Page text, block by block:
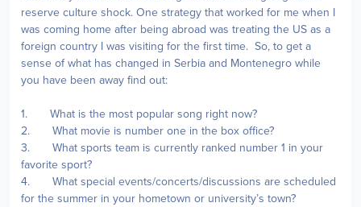
reserve culture shock. One strategy that worked for me when I
was coming home after being abroad was treating the US as a
foreign country I was visiting for the first time. So, to get a
sense of what has changed in Serbia and Montenegro while
you have been away find out:
1. What is the most popular song right now?
2. What movie is number one in the box office?
3. What sports team is currently ranked number 1 in your
favorite sport?
4. What special events/concerts/discussions are scheduled
for the summer in your hometown or university’s town?